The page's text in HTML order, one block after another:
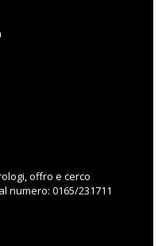
offro e cerco
numero: 0165/231711